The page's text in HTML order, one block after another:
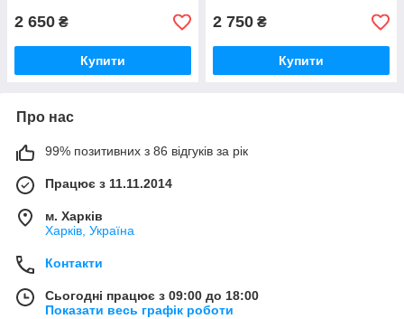
2 650 ₴
Купити
2 750 ₴
Купити
Про нас
99% позитивних з 86 відгуків за рік
Працює з 11.11.2014
м. Харків
Харків, Україна
Контакти
Сьогодні працює з 09:00 до 18:00
Показати весь графік роботи